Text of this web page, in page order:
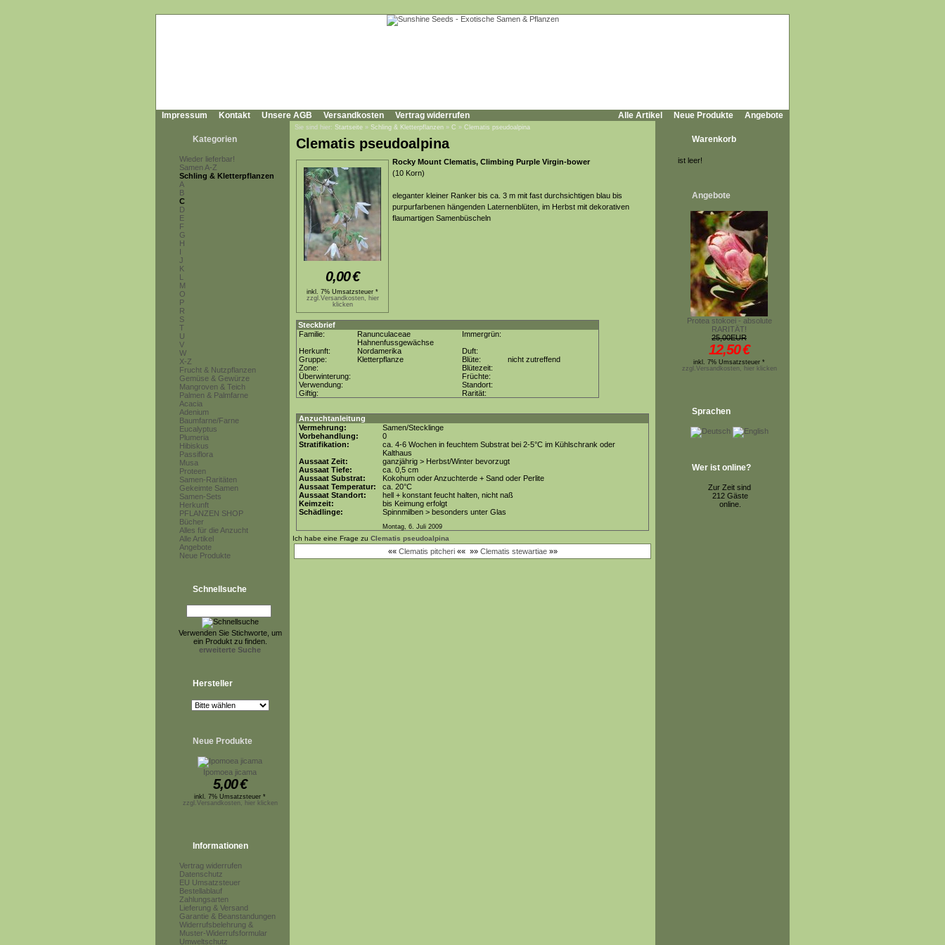
Impressum Kontakt Unsere AGB Versandkosten Vertrag widerrufen Alle Artikel Neue Produkte Angebote
Kategorien
Wieder lieferbar!
Samen A-Z
Schling & Kletterpflanzen
A
B
C
D
E
F
G
H
I
J
K
L
M
O
P
R
S
T
U
V
W
X-Z
Frucht & Nutzpflanzen
Gemüse & Gewürze
Mangroven & Teich
Palmen & Palmfarne
Acacia
Adenium
Baumfarne/Farne
Eucalyptus
Plumeria
Hibiskus
Passiflora
Musa
Proteen
Samen-Raritäten
Gekeimte Samen
Samen-Sets
Herkunft
PFLANZEN SHOP
Bücher
Alles für die Anzucht
Alle Artikel
Angebote
Neue Produkte
Schnellsuche
Verwenden Sie Stichworte, um
ein Produkt zu finden.
erweiterte Suche
Hersteller
Neue Produkte
Ipomoea jicama
5,00€
inkl. 7% Umsatzsteuer *
zzgl.Versandkosten, hier klicken
Informationen
Vertrag widerrufen
Datenschutz
EU Umsatzsteuer
Bestellablauf
Zahlungsarten
Lieferung & Versand
Garantie & Beanstandungen
Widerrufsbelehrung &
Muster-Widerrufsformular
Umweltschutz
Sie sind hier: Startseite » Schling & Kletterpflanzen » C » Clematis pseudoalpina
Clematis pseudoalpina
0,00€
inkl. 7% Umsatzsteuer *
zzgl.Versandkosten, hier
klicken
Rocky Mount Clematis, Climbing Purple Virgin-bower
(10 Korn)
eleganter kleiner Ranker bis ca. 3 m mit fast durchsichtigen blau bis
purpurfarbenen hängenden Laternenblüten, im Herbst mit dekorativen
flaumartigen Samenbüscheln
Steckbrief
Familie:
Ranunculaceae
Hahnenfussgewächse
Immergrün:
Herkunft:
Nordamerika
Duft:
Gruppe:
Kletterpflanze Blüte:
nicht zutreffend
Zone:
Blütezeit:
Überwinterung:
Früchte:
Verwendung:
Standort:
Giftig:
Rarität:
Anzuchtanleitung
Vermehrung:
Samen/Stecklinge
Vorbehandlung:
0
Stratifikation:
ca. 4-6 Wochen in feuchtem Substrat bei 2-5°C im Kühlschrank oder
Kalthaus
Aussaat Zeit:
ganzjährig > Herbst/Winter bevorzugt
Aussaat Tiefe:
ca. 0,5 cm
Aussaat Substrat:
Kokohum oder Anzuchterde + Sand oder Perlite
Aussaat Temperatur:
ca. 20°C
Aussaat Standort:
hell + konstant feucht halten, nicht naß
Keimzeit:
bis Keimung erfolgt
Schädlinge:
Spinnmilben > besonders unter Glas
Montag, 6. Juli 2009
Ich habe eine Frage zu Clematis pseudoalpina
«« Clematis pitcheri«« »» Clematis stewartiae»»
Warenkorb
ist leer!
Angebote
Protea stokoei - absolute
RARITÄT!
25,00EUR
12,50€
inkl. 7% Umsatzsteuer *
zzgl.Versandkosten, hier klicken
Sprachen
Wer ist online?
Zur Zeit sind
212 Gäste
online.